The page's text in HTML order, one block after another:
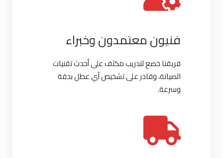
فنيون معتمدون وخبراء
فريقنا خضع لتدريب مكثف على أحدث تقنيات
الصيانة، وقادر على تشخيص أي عطل بدقة
وسرعة.